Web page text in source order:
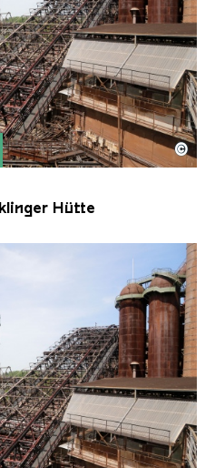
Völklinger Hütte mit
Völklinger Hütte | Karl
©
Hütte